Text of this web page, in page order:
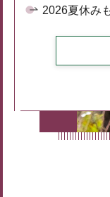
2026夏休み